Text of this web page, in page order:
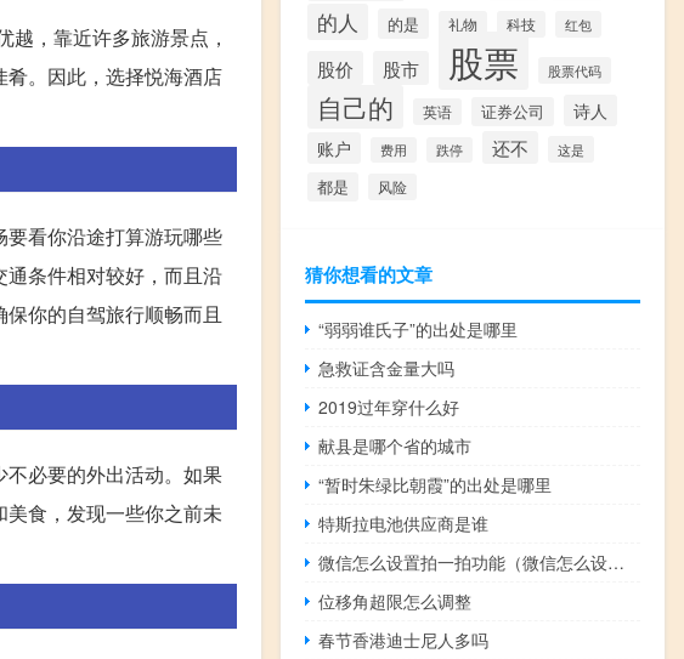
，靠近许多旅游景点，
。因此，选择悦海酒店
看你沿途打算游玩哪些
条件相对较好，而且沿
你的自驾旅行顺畅而且
必要的外出活动。如果
食，发现一些你之前未
的人 的是 礼物 科技 红包
股价 股市 股票 股票代码
自己的 英语 证券公司
诗人
账户
费用 跌停 还不 这是
都是 风险
猜你想看的文章
“弱弱谁氏子”的出处是哪里
急救证含金量大吗
2019过年穿什么好
献县是哪个省的城市
“暂时朱绿比朝霞”的出处是哪里
特斯拉电池供应商是谁
微信怎么设置拍一拍功能（微信怎么设置拍一拍）
位移角超限怎么调整
春节香港迪士尼人多吗